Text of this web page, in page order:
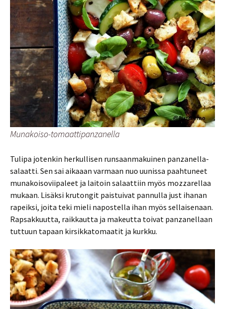
Munakoiso-tomaattipanzanella
Tulipa jotenkin herkullisen runsaanmakuinen panzanella-
salaatti. Sen sai aikaaan varmaan nuo uunissa paahtuneet
munakoisoviipaleet ja laitoin salaattiin myös mozzarellaa
mukaan. Lisäksi krutongit paistuivat pannulla just ihanan
rapeiksi, joita teki mieli napostella ihan myös sellaisenaan.
Rapsakkuutta, raikkautta ja makeutta toivat panzanellaan
tuttuun tapaan kirsikkatomaatit ja kurkku.